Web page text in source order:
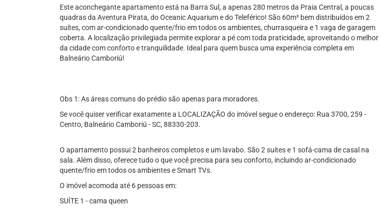
Este aconchegante apartamento está na Barra Sul, a apenas 280 metros da Praia Central, a poucas
quadras da Aventura Pirata, do Oceanic Aquarium e do Teleférico! São 60m² bem distribuídos em 2
suítes, com ar-condicionado quente/frio em todos os ambientes, churrasqueira e 1 vaga de garagem
coberta. A localização privilegiada permite explorar a pé com toda praticidade, aproveitando o melhor
da cidade com conforto e tranquilidade. Ideal para quem busca uma experiência completa em
Balneário Camboriú!
Obs 1: As áreas comuns do prédio são apenas para moradores.
Se você quiser verificar exatamente a LOCALIZAÇÃO do imóvel segue o endereço: Rua 3700, 259 -
Centro, Balneário Camboriú - SC, 88330-203.
O apartamento possui 2 banheiros completos e um lavabo. São 2 suítes e 1 sofá-cama de casal na
sala. Além disso, oferece tudo o que você precisa para seu conforto, incluindo ar-condicionado
quente/frio em todos os ambientes e Smart TVs.
O imóvel acomoda até 6 pessoas em:
SUÍTE 1 - cama queen